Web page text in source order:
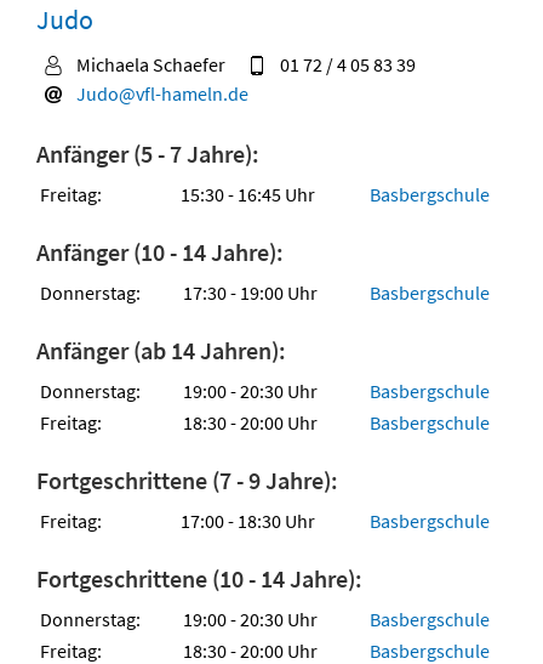
Judo
Michaela Schaefer
01 72 / 4 05 83 39
Judo@vfl-hameln.de
Anfänger (5 - 7 Jahre):
Freitag: 15:30 - 16:45 Uhr Basbergschule
Anfänger (10 - 14 Jahre):
Donnerstag: 17:30 - 19:00 Uhr Basbergschule
Anfänger (ab 14 Jahren):
Donnerstag: 19:00 - 20:30 Uhr
Basbergschule
Freitag:
18:30 - 20:00 Uhr Basbergschule
Fortgeschrittene (7 - 9 Jahre):
Freitag: 17:00 - 18:30 Uhr Basbergschule
Fortgeschrittene (10 - 14 Jahre):
Donnerstag: 19:00 - 20:30 Uhr
Basbergschule
Freitag:
18:30 - 20:00 Uhr Basbergschule